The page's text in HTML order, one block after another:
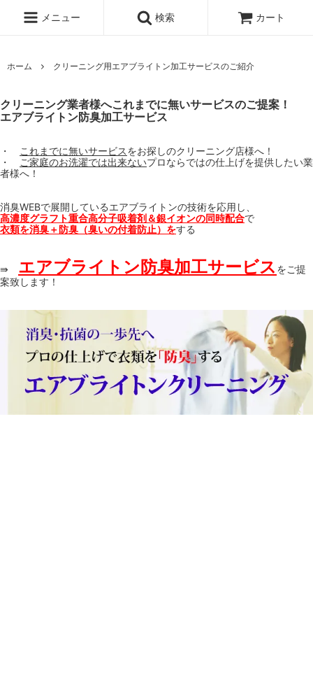
メニュー 検索 カート
ホーム クリーニング用エアブライトン加工サービスのご紹介
クリーニング業者様へこれまでに無いサービスのご提案！
エアブライトン防臭加工サービス
・ これまでに無いサービスをお探しのクリーニング店様へ！
・
ご家庭のお洗濯では出来ないプロならではの仕上げを提供したい業
者様へ！
消臭WEBで展開しているエアブライトンの技術を応用し、
高濃度グラフト重合高分子吸着剤＆銀イオンの同時配合で
衣類を消臭＋防臭（臭いの付着防止）をする
⇛ エアブライトン防臭加工サービス をご提
案致します！